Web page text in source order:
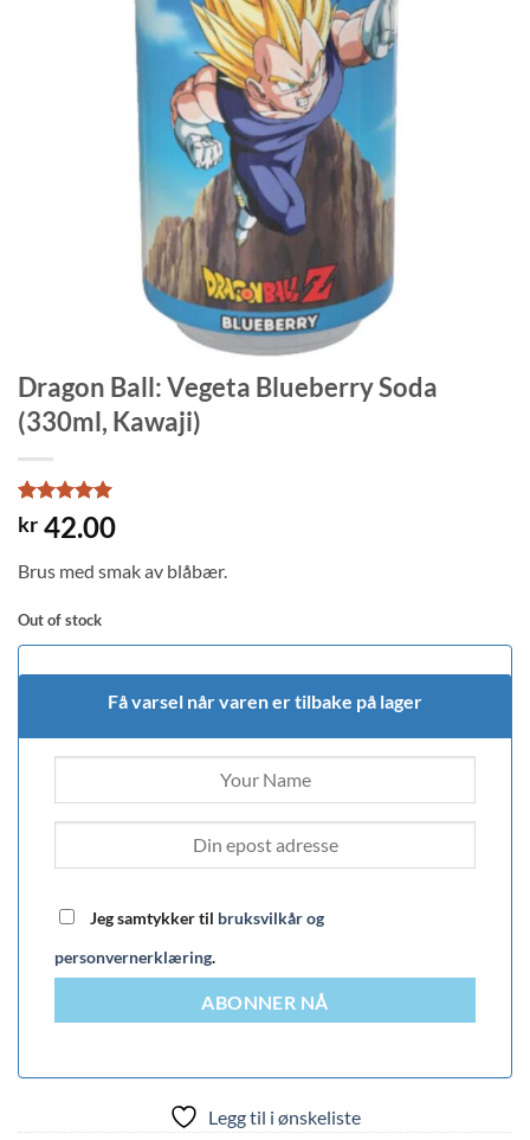
Dragon Ball: Vegeta Blueberry Soda
(330ml, Kawaji)
Rated5
out of 5
1
customer
kr 42.00
Brus med smak av blåbær.
Out of stock
Få varsel når varen er tilbake på lager
Jeg samtykker til bruksvilkår og
personvernerklæring.
ABONNER NÅ
Legg til i ønskeliste